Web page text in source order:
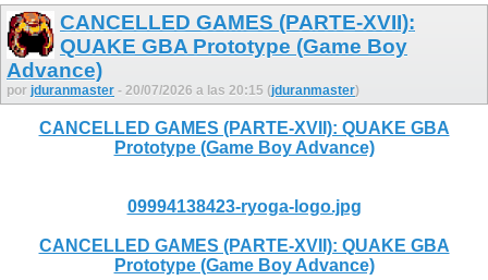
CANCELLED GAMES (PARTE-XVII):
QUAKE GBA Prototype (Game Boy
Advance)
por jduranmaster - 20/07/2026 a las 20:15 (jduranmaster)
CANCELLED GAMES (PARTE-XVII): QUAKE GBA
Prototype (Game Boy Advance)
09994138423-ryoga-logo.jpg
CANCELLED GAMES (PARTE-XVII): QUAKE GBA
Prototype (Game Boy Advance)